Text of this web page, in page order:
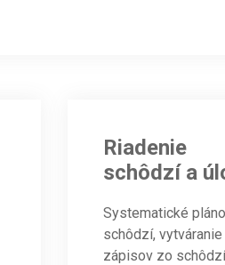
Riadenie
schôdzí a
Systematické
schôdzí, vytváranie
zápisov zo